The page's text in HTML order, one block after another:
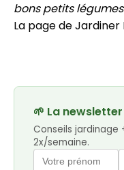
bons petits
La page de Jardiner
🌱 La
Conseils jardinage
2x/semaine.